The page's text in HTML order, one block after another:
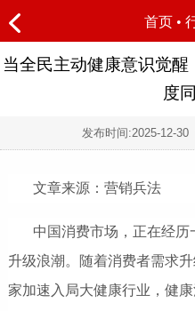
首页 •
当全民主动健康意识觉醒
度
发布时间:2025-12-30
文章来源：营销兵法
中国消费市场，正在经
升级浪潮。随着消费者需求
家加速入局大健康行业，健